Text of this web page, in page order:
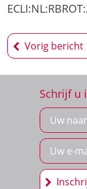
Bericht
navigatie
Vorig bericht
Schrijf u